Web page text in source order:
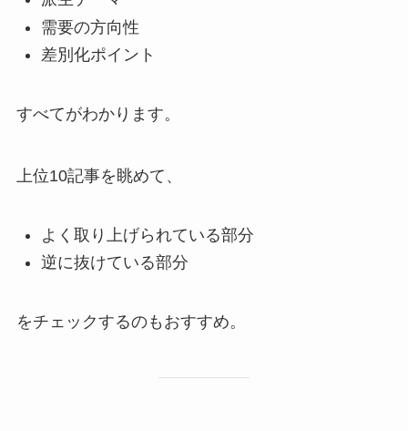
需要の方向性
差別化ポイント
すべてがわかります。
上位10記事を眺めて、
よく取り上げられている部分
逆に抜けている部分
をチェックするのもおすすめ。